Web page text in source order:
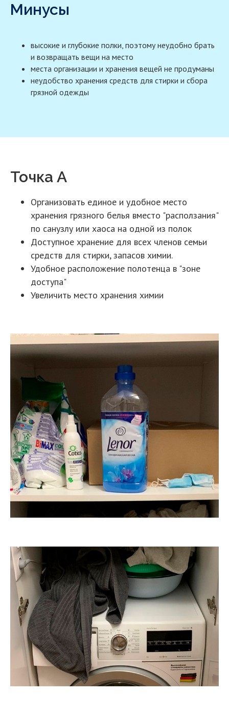
Минусы
высокие и глубокие полки, поэтому неудобно брать
и возвращать вещи на место
места организации и хранения вещей не продуманы
неудобство хранения средств для стирки и сбора
грязной одежды
Точка А
Организовать единое и удобное место
хранения грязного белья вместо "расползания"
по санузлу или хаоса на одной из полок
Доступное хранение для всех членов семьи
средств для стирки, запасов химии.
Удобное расположение полотенца в "зоне
доступа"
Увеличить место хранения химии